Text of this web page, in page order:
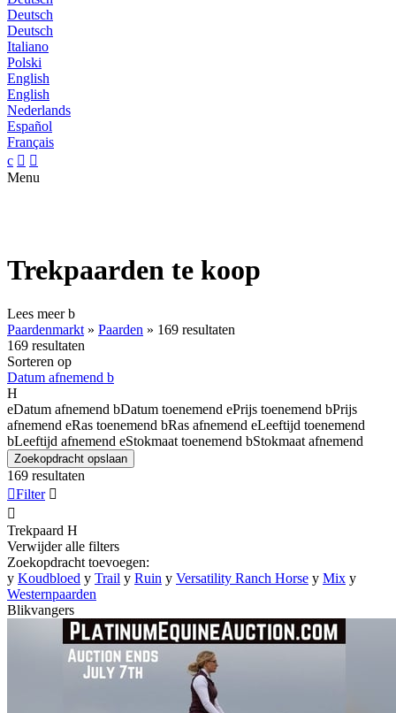
Deutsch
Deutsch
Italiano
Polski
English
English
Nederlands
Español
Français
c  
Menu
Trekpaarden te koop
Lees meerb
Paardenmarkt » Paarden » 169 resultaten
169 resultaten
Sorteren op
Datum afnemend b
H
eDatum afnemend bDatum toenemend ePrijs toenemend bPrijs
afnemend eRas toenemend bRas afnemend eLeeftijd toenemend
bLeeftijd afnemend eStokmaat toenemend bStokmaat afnemend
Zoekopdracht opslaan
169 resultaten
Filter 

Trekpaard H
Verwijder alle filters
Zoekopdracht toevoegen:
y Koudbloed y Trail y Ruin y Versatility Ranch Horse y Mix y
Westernpaarden
Blikvangers